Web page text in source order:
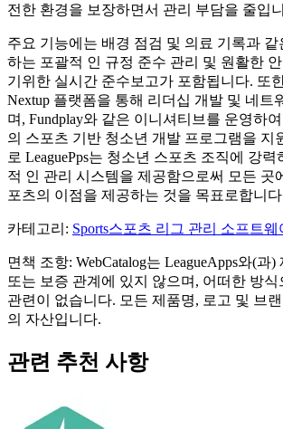
전한 환경을 보장하면서 관리 부담을 줄입
주요 기능에는 배경 점검 및 의료 기록과
하는 포괄적 인 규정 준수 관리 및 원활한
기위한 실시간 준수보고가 포함됩니다. 또한
Nextup 플랫폼을 통해 리더십 개발 및 네트
며, Fundplay와 같은 이니셔티브를 운영하
의 스포츠 기반 청소년 개발 프로그램을 지
로 LeaguePps는 청소년 스포츠 조직에 강
적 인 관리 시스템을 제공함으로써 모든 곳
포츠의 이점을 제공하는 것을 목표로합니
카테고리 : Sports스포츠 리그 관리 소프트웨
면책 조항: WebCatalog는 LeagueApps와(과
또는 보증 관계에 있지 않으며, 어떠한 방식
관련이 없습니다. 모든 제품명, 로고 및 브
의 자산입니다.
관련 추천 사항